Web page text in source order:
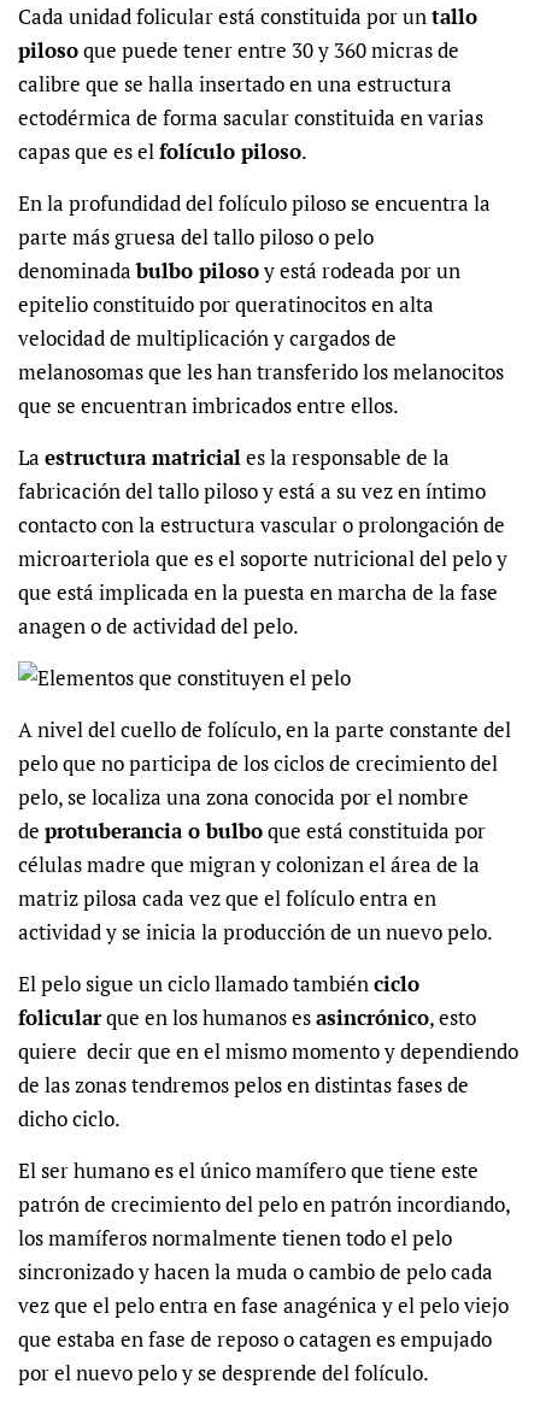
Cada unidad folicular está constituida por untallo
pilosoque puede tener entre 30 y 360 micras de
calibre que se halla insertado en una estructura
ectodérmica de forma sacular constituida en varias
capas que es elfolículo piloso.
En la profundidad del folículo piloso se encuentra la
parte más gruesa del tallo piloso o pelo
denominada bulbo pilosoy está rodeada por un
epitelio constituido por queratinocitos en alta
velocidad de multiplicación y cargados de
melanosomas que les han transferido los melanocitos
que se encuentran imbricados entre ellos.
La estructura matriciales la responsable de la
fabricación del tallo piloso y está a su vez en íntimo
contacto con la estructura vascular o prolongación de
microarteriola que es el soporte nutricional del pelo y
que está implicada en la puesta en marcha de la fase
anagen o de actividad del pelo.
A nivel del cuello de folículo, en la parte constante del
pelo que no participa de los ciclos de crecimiento del
pelo, se localiza una zona conocida por el nombre
de protuberancia o bulboque está constituida por
células madre que migran y colonizan el área de la
matriz pilosa cada vez que el folículo entra en
actividad y se inicia la producción de un nuevo pelo.
El pelo sigue un ciclo llamado tambiénciclo
folicularque en los humanos esasincrónico, esto
quiere decir que en el mismo momento y dependiendo
de las zonas tendremos pelos en distintas fases de
dicho ciclo.
El ser humano es el único mamífero que tiene este
patrón de crecimiento del pelo en patrón incordiando,
los mamíferos normalmente tienen todo el pelo
sincronizado y hacen la muda o cambio de pelo cada
vez que el pelo entra en fase anagénica y el pelo viejo
que estaba en fase de reposo o catagen es empujado
por el nuevo pelo y se desprende del folículo.